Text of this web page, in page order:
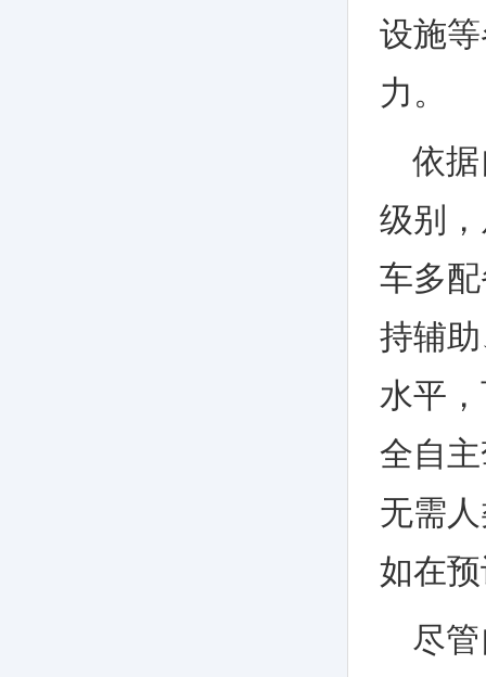
设施
力。
依
级别
车多
持辅
水平
全自
无需
如在
尽